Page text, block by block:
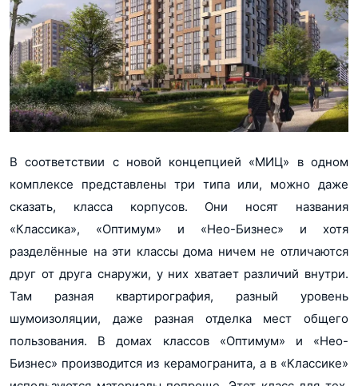
В соответствии с новой концепцией «МИЦ» в одном
комплексе представлены три типа или, можно даже
сказать, класса корпусов. Они носят названия
«Классика», «Оптимум» и «Нео-Бизнес» и хотя
разделённые на эти классы дома ничем не отличаются
друг от друга снаружи, у них хватает различий внутри.
Там разная квартирография, разный уровень
шумоизоляции, даже разная отделка мест общего
пользования. В домах классов «Оптимум» и «Нео-
Бизнес» производится из керамогранита, а в «Классике»